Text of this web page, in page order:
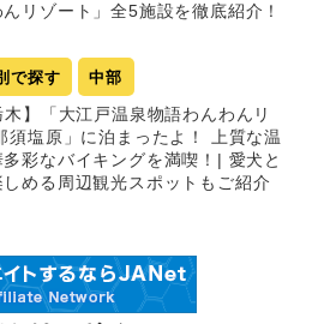
リゾート」全5施設を徹底紹介！
で探す 中部
木】「大江戸温泉物語わんわんリ
須塩原」に泊まったよ！ 上質な温
彩なバイキングを満喫！| 愛犬と
める周辺観光スポットもご紹介